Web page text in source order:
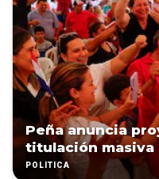
Peña anuncia
titulación masiva
POLÍTICA